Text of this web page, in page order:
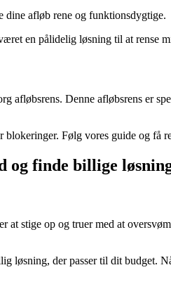
dine afløb rene og funktionsdygtige.
en pålidelig løsning til at rense
afløbsrens. Denne afløbsrens er
Følg vores guide og få
og finde billige
at stige op og truer med at
løsning, der passer til dit budget.